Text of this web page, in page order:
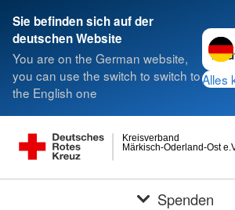
Sie befinden sich auf der
deutschen Website
You are on the German website,
you can use the switch to switch to
the English one
Alles
Märkisch-Oderland-Ost
Kreisverband
Spenden